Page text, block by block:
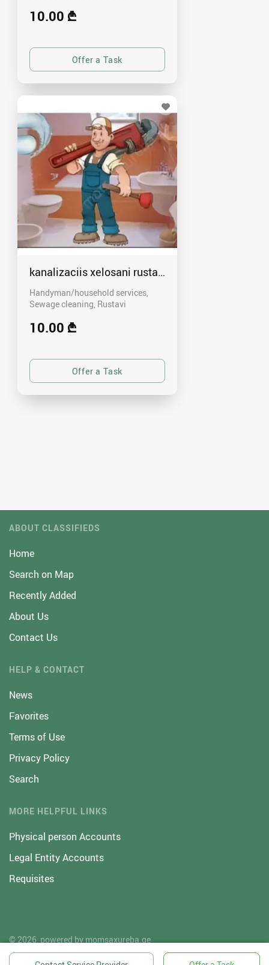
10.00 ₾
kanalizaciis xelosani rustavshi - 591 00 46 80
Handyman/household services,
Sewage cleaning Rustavi
10.00 ₾
ABOUT CLASSIFIEDS
Home
Search on Map
Recently Added
About Us
Contact Us
HELP & CONTACT
News
Favorites
Terms of Use
Privacy Policy
Search
MORE HELPFUL LINKS
Physical person Accounts
Legal Entity Accounts
Requisites
© 2026, powered by momsaxureba.ge